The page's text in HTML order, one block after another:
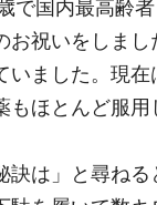
で国内最高齢
お祝いをしま
いました。現
もほとんど服
訣は」と尋ね